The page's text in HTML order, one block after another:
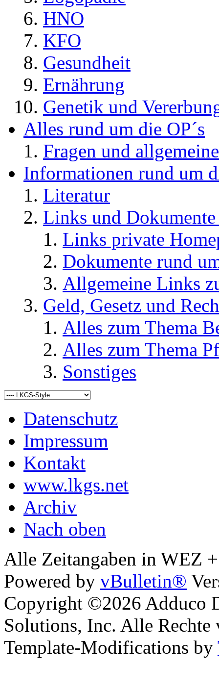
HNO
KFO
Gesundheit
Ernährung
Genetik und
Alles rund um die OP´s
Fragen und
Informationen rund um
Literatur
Links und
Links private
Dokumente rund
Allgemeine Links
Geld, Gesetz und
Alles zum Thema
Alles zum Thema
Sonstiges
Datenschutz
Impressum
Kontakt
www.lkgs.net
Archiv
Nach oben
Alle Zeitangaben in WEZ
Powered by vBulletin®
Copyright ©2026 Adduco
Solutions, Inc. Alle Rechte
Template-Modifications by